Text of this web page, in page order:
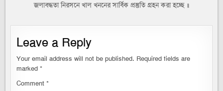
জলাবদ্ধতা নিরসনে খাল খননের সার্বিক প্রস্তুতি গ্রহন করা হচ্ছে ॥
Leave a Reply
Your email address will not be published. Required fields are
marked*
Comment*